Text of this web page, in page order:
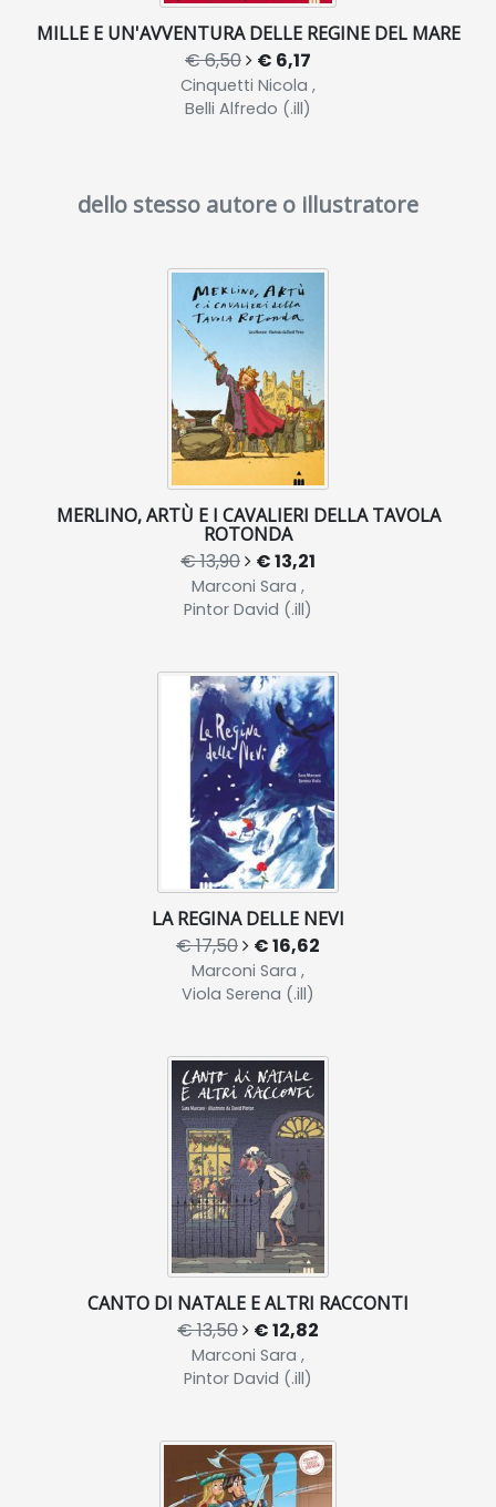
MILLE E UN'AVVENTURA DELLE REGINE DEL MARE
€ 6,50 € 6,17
Cinquetti Nicola ,
Belli Alfredo (.ill)
dello stesso autore o illustratore
MERLINO, ARTÙ E I CAVALIERI DELLA TAVOLA
ROTONDA
€ 13,90 € 13,21
Marconi Sara ,
Pintor David (.ill)
LA REGINA DELLE NEVI
€ 17,50 € 16,62
Marconi Sara ,
Viola Serena (.ill)
CANTO DI NATALE E ALTRI RACCONTI
€ 13,50 € 12,82
Marconi Sara ,
Pintor David (.ill)